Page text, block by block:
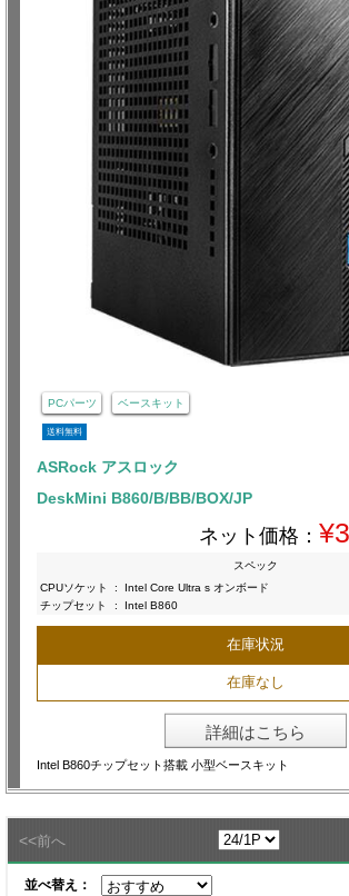
PCパーツ ベースキット
送料無料
ASRock アスロック
DeskMini B860/B/BB/BOX/JP
ネット価格：
スペック
CPUソケット
:
Intel Core Ultra s オンボード
チップセット
: Intel B860
在庫状況
在庫なし
詳細はこちら
Intel B860チップセット搭載 小型ベースキット
<<前へ
並べ替え：